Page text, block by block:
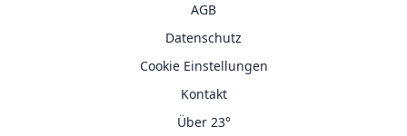
AGB
Datenschutz
Cookie Einstellungen
Kontakt
Über 23°